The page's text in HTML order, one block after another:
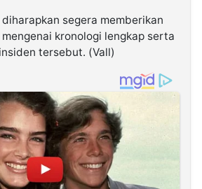
segera memberikan
kronologi lengkap serta
tersebut. (Vall)